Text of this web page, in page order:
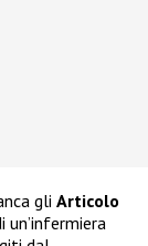
gli Articolo
un’infermiera